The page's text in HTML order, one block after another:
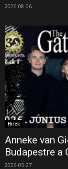
2026-08-06
Hírek
Anneke van
Budapestre a
2026-05-27